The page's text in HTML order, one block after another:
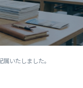
いたしました。